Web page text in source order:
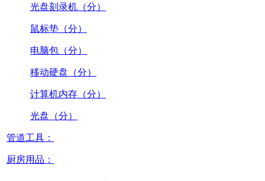
光盘刻录机（分）
鼠标垫（分）
电脑包（分）
移动硬盘（分）
计算机内存（分）
光盘（分）
管道工具：
厨房用品：